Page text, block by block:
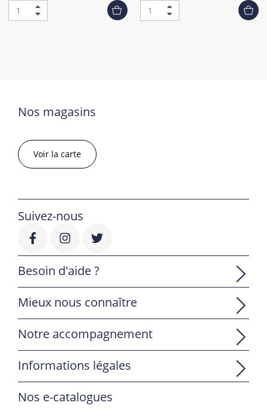
Nos magasins
Voir la carte
Suivez-nous
Besoin d'aide ?
Mieux nous connaître
Notre accompagnement
Informations légales
Nos e-catalogues